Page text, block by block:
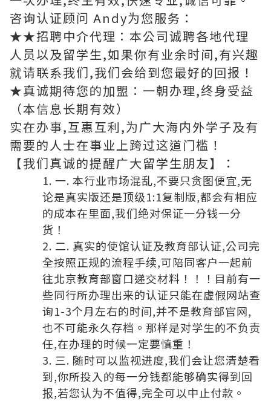
咨询认证顾问 Andy为您服务：
★★招聘中介代理：本公司诚聘各地代理
人员以及留学生,如果你有业余时间,有兴趣
就请联系我们,我们会给到您最好的回报！
★真诚期待您的加盟：一朝办理,终身受益
（本信息长期有效）
实在办事,互惠互利,为广大海内外学子及有
需要的人士在事业上跨过这道门槛！
【我们真诚的提醒广大留学生朋友】：
一. 本行业市场混乱,不要只贪图便宜,无
论是真实版还是顶级1:1复制版,都会有相应
的成本在里面,我们绝对保证一分钱一分
货！
二. 真实的使馆认证及教育部认证,公司完
全按照正规的流程手续,可陪同客户一起前
往北京教育部窗口递交材料！！！目前有一
些同行所办理出来的认证只能在虚假网站查
询1-3个月左右的时间,并不是教育部官网,
也不可能永久存档。那样是对学生的不负责
任,在办理的时候一定要慎重！
三. 随时可以监视进度,我们会让您清楚看
到,你所投入的每一分钱都能够确实得到回
报,若您认为不值得,完全可以中止付款。